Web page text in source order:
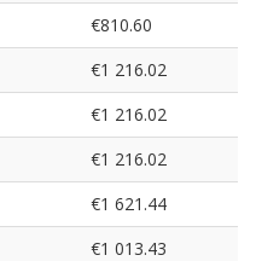
€810.60
€1 216.02
€1 216.02
€1 216.02
€1 621.44
€1 013.43